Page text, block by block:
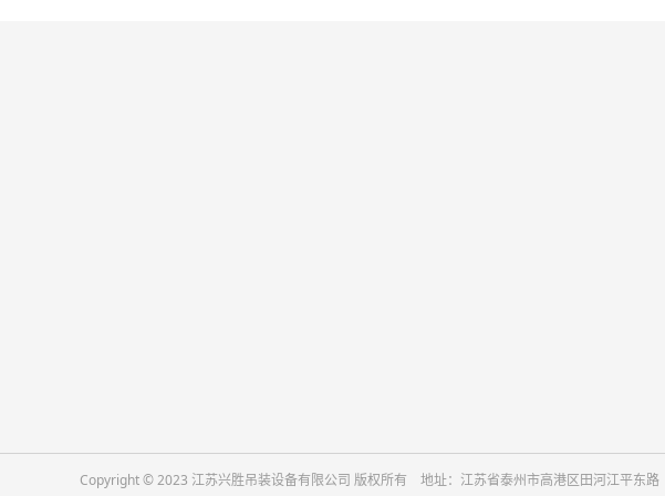
软梯
起重横梁吊具
Copyright © 2023 江苏兴胜吊装设备有限公司 版权所有 地址：江苏省泰州市高港区田河江平东路